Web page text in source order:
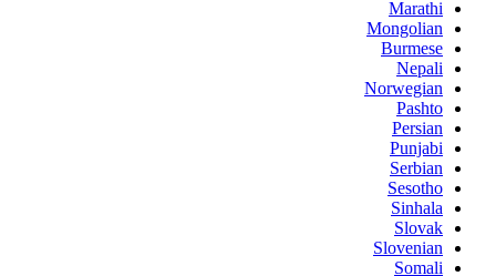
Marathi
Mongolian
Burmese
Nepali
Norwegian
Pashto
Persian
Punjabi
Serbian
Sesotho
Sinhala
Slovak
Slovenian
Somali